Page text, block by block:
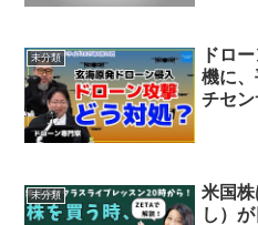
未分類
ドロ
機に
チセ
未分類
米国
し）